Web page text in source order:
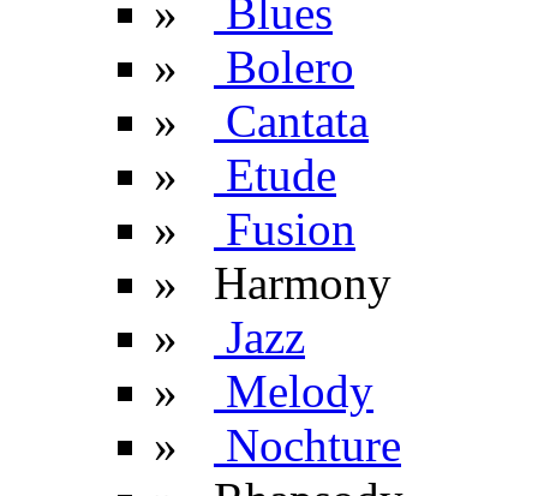
»
Blues
»
Bolero
»
Cantata
»
Etude
»
Fusion
» Harmony
»
Jazz
»
Melody
»
Nochture